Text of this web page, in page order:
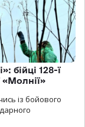
бійці 128-ї
із бойового